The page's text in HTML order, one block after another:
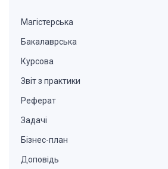
Магістерська
Бакалаврська
Курсова
Звіт з практики
Реферат
Задачі
Бізнес-план
Доповідь